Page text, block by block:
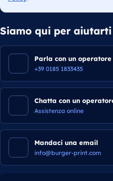
Siamo qui per aiutarti
Parla con un operatore
+39 0185 1833435
Chatta con un
Assistenza online
Mandaci una email
info@burger-print.com